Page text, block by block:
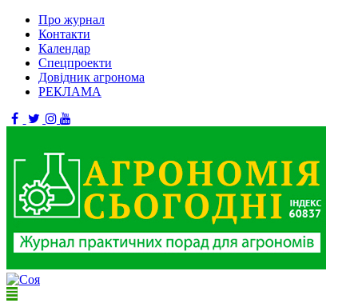
Про журнал
Контакти
Календар
Спецпроекти
Довідник агронома
РЕКЛАМА